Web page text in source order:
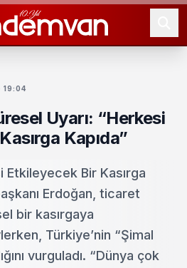
Uyarı: “Herkesi
Kapıda”
Etkileyecek Bir Kasırga
Erdoğan, ticaret
bir kasırgaya
Türkiye’nin “Şimal
vurguladı. “Dünya çok